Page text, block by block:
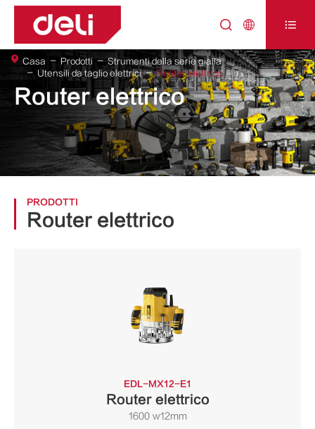
  
Router elettrico
Casa Prodotti
Strumenti della serie gialla
Utensili da taglio elettrici
Router elettrico
PRODOTTI
Router elettrico
EDL-MX12-E1
Router elettrico
1600 w12mm